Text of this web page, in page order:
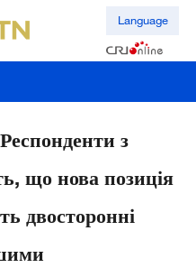
Language
з
що нова позиція
двосторонні